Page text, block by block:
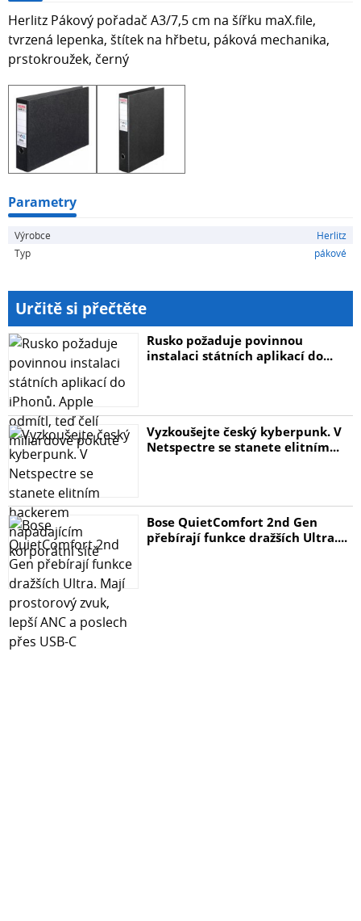
Herlitz Pákový pořadač A3/7,5 cm na šířku maX.file,
tvrzená lepenka, štítek na hřbetu, páková mechanika,
prstokroužek, černý
Parametry
Výrobce
Herlitz
Typ
pákové
Určitě si přečtěte
Rusko požaduje povinnou
instalaci státních aplikací do...
Vyzkoušejte český kyberpunk. V
Netspectre se stanete elitním...
Bose QuietComfort 2nd Gen
přebírají funkce dražších Ultra....